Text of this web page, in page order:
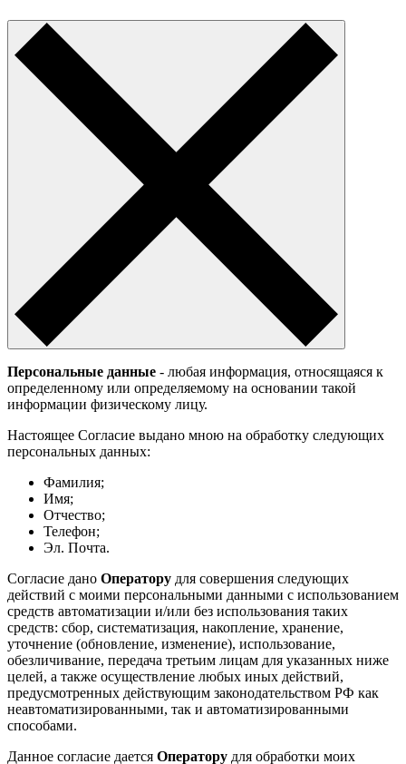
Персональные данные - любая информация, относящаяся к
определенному или определяемому на основании такой
информации физическому лицу.
Настоящее Согласие выдано мною на обработку следующих
персональных данных:
Фамилия;
Имя;
Отчество;
Телефон;
Эл. Почта.
Согласие дано Оператору для совершения следующих
действий с моими персональными данными с использованием
средств автоматизации и/или без использования таких
средств: сбор, систематизация, накопление, хранение,
уточнение (обновление, изменение), использование,
обезличивание, передача третьим лицам для указанных ниже
целей, а также осуществление любых иных действий,
предусмотренных действующим законодательством РФ как
неавтоматизированными, так и автоматизированными
способами.
Данное согласие дается Оператору для обработки моих